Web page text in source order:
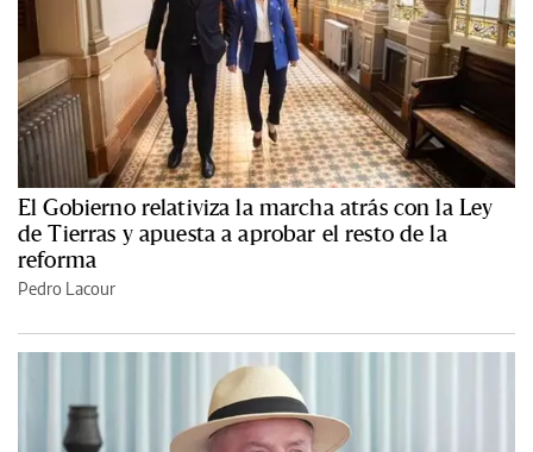
El Gobierno relativiza la marcha atrás con la Ley
de Tierras y apuesta a aprobar el resto de la
reforma
Pedro Lacour